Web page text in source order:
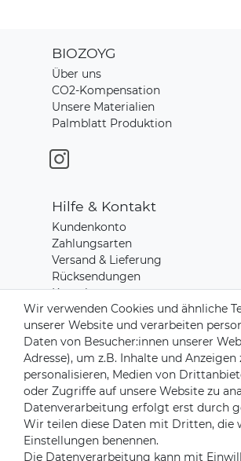
BIOZOYG
Über uns
CO2-Kompensation
Unsere Materialien
Palmblatt Produktion
Hilfe & Kontakt
Kundenkonto
Zahlungsarten
Versand & Lieferung
Rücksendungen
Kontakt zu uns
Zahlungsanbieter
Versandpartner
Wir verwenden Cookies und ähnliche
unserer Website und verarbeiten
Daten von Besucher:innen unserer
Adresse), um z.B. Inhalte und Anzeigen
personalisieren, Medien von
oder Zugriffe auf unsere Website zu
Datenverarbeitung erfolgt erst durch
Wir teilen diese Daten mit Dritten, die
Einstellungen benennen.
Die Datenverarbeitung kann mit